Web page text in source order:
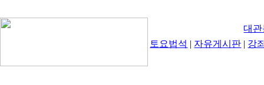
대
토요법석 | 자유게시판 | 강